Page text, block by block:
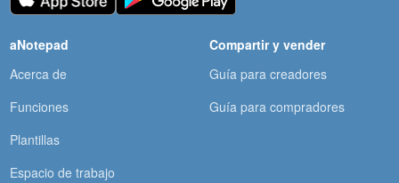
aNotepad
Acerca de
Funciones
Plantillas
Espacio de trabajo
Compartir y vender
Guía para creadores
Guía para compradores